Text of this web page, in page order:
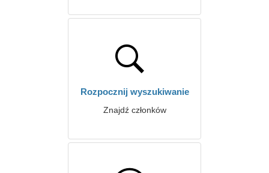
Rozpocznij wyszukiwanie
Znajdź członków